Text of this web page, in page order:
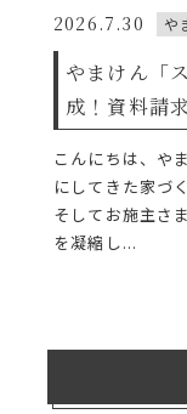
2026.7.30 や
やまけん「
成！資料請
こんにちは、や
にしてきた家づ
そしてお施主さ
を凝縮し...